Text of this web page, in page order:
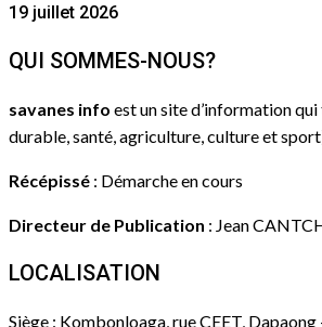
19 juillet 2026
QUI SOMMES-NOUS?
savanes info est un site d’information
durable, santé, agriculture, culture et
Récépissé : Démarche en cours
Directeur de Publication : Jean
LOCALISATION
Siège : Kombonloaga, rue CEET,